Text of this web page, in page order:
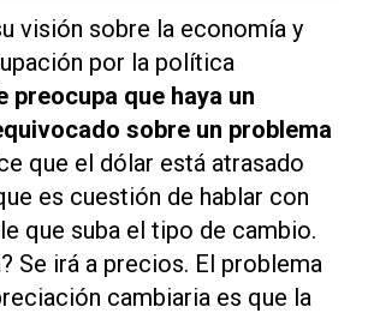
visión sobre la economía y
por la política
preocupa que haya un
sobre un problema
que el dólar está atrasado
es cuestión de hablar con
que suba el tipo de cambio.
Se irá a precios. El problema
cambiaria es que la